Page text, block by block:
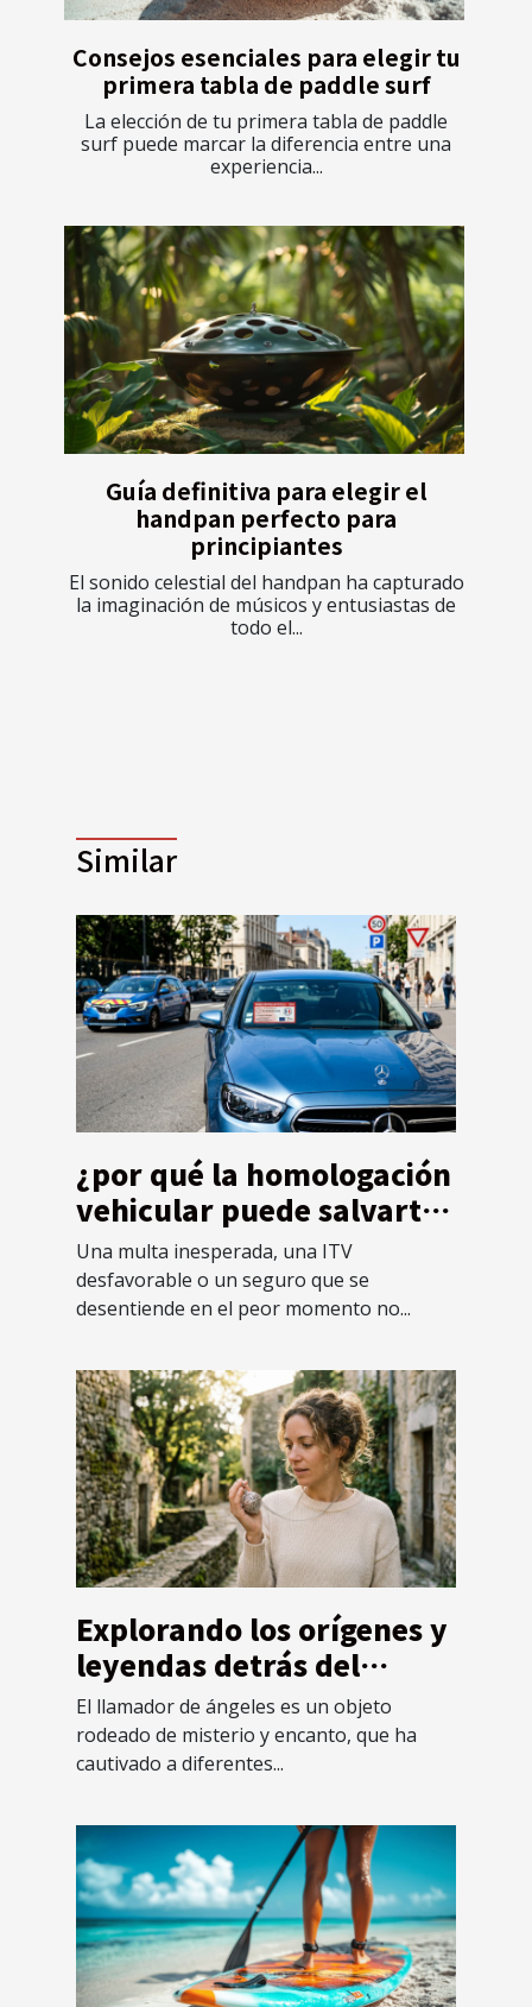
Consejos esenciales para elegir tu
primera tabla de paddle surf
La elección de tu primera tabla de paddle
surf puede marcar la diferencia entre una
experiencia...
Guía definitiva para elegir el
handpan perfecto para
principiantes
El sonido celestial del handpan ha capturado
la imaginación de músicos y entusiastas de
todo el...
Similar
¿por qué la homologación
vehicular puede salvarte
de imprevistos legales?
Una multa inesperada, una ITV
desfavorable o un seguro que se
desentiende en el peor momento no...
Explorando los orígenes y
leyendas detrás del
llamador de ángeles
El llamador de ángeles es un objeto
rodeado de misterio y encanto, que ha
cautivado a diferentes...